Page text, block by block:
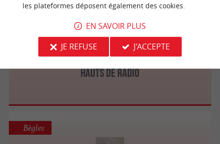
Hauts de Radio
Bègles
les plateformes déposent également des cookies.
EN SAVOIR PLUS
JE REFUSE
J'ACCEPTE